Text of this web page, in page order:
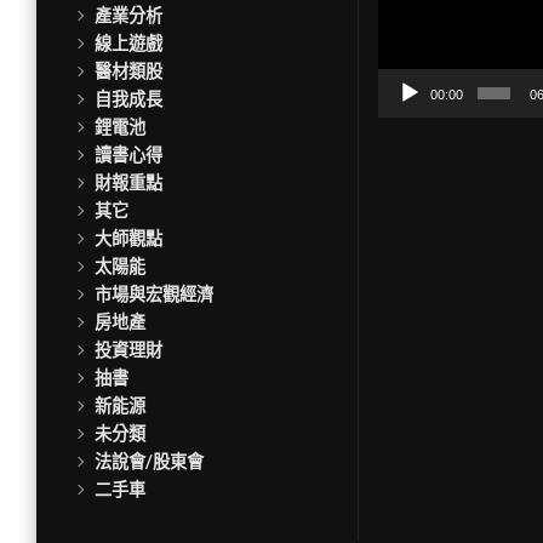
產業分析
線上遊戲
醫材類股
自我成長
鋰電池
讀書心得
財報重點
其它
大師觀點
太陽能
市場與宏觀經濟
房地產
投資理財
抽書
新能源
未分類
法說會/股東會
二手車
放
00:00